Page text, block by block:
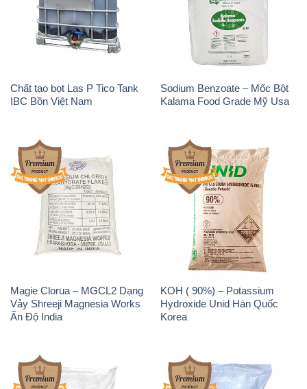
Chất tạo bọt Las P Tico Tank
IBC Bồn Việt Nam
Sodium Benzoate – Mốc Bột
Kalama Food Grade Mỹ Usa
Magie Clorua – MGCL2 Dạng
Vảy Shreeji Magnesia Works
Ấn Độ India
KOH ( 90%) – Potassium
Hydroxide Unid Hàn Quốc
Korea